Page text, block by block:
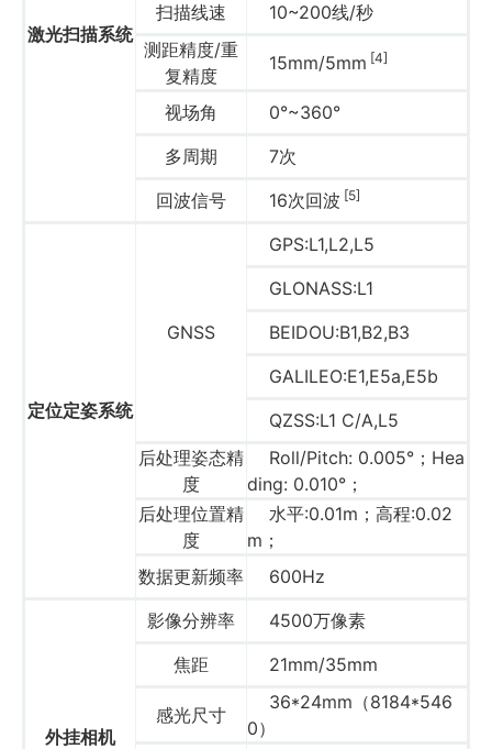
激光扫描系统
扫描线速
10~200线/秒
测距精度/重
复精度
15mm/5mm [4]
视场角
0°~360°
多周期
7次
回波信号
16次回波 [5]
定位定姿系统
GNSS
GPS:L1,L2,L5
GLONASS:L1
BEIDOU:B1,B2,B3
GALILEO:E1,E5a,E5b
QZSS:L1 C/A,L5
后处理姿态精
度
Roll/Pitch: 0.005°；Hea
ding: 0.010°；
后处理位置精
度
水平:0.01m；高程:0.02
m；
数据更新频率
600Hz
外挂相机
影像分辨率
4500万像素
焦距
21mm/35mm
感光尺寸
36*24mm（8184*546
0）